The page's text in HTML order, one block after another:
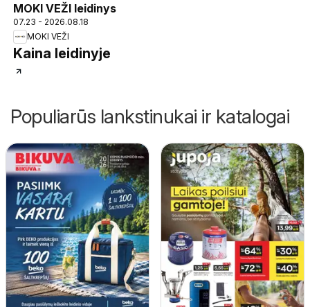
MOKI VEŽI leidinys
07.23 - 2026.08.18
MOKI VEŽI
Kaina leidinyje
Populiarūs lankstinukai ir katalogai